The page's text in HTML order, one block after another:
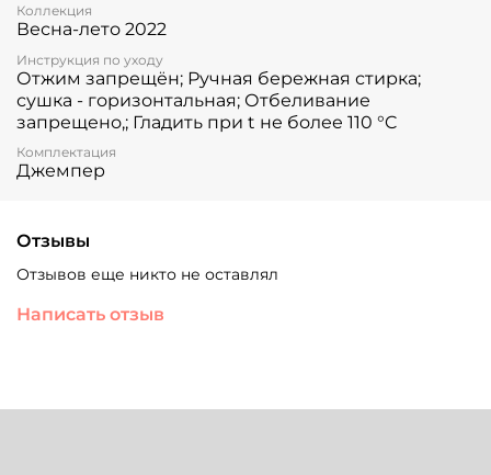
Коллекция
Весна-лето 2022
Инструкция по уходу
Отжим запрещён; Ручная бережная стирка;
сушка - горизонтальная; Отбеливание
запрещено,; Гладить при t не более 110 °C
Комплектация
Джемпер
Отзывы
Отзывов еще никто не оставлял
Написать отзыв